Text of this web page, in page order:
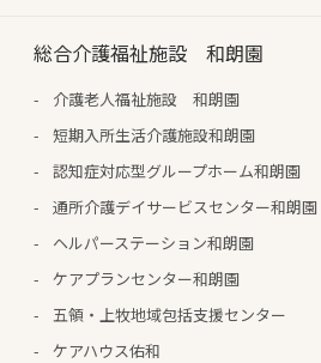
総合介護福祉施設 和朗園
介護老人福祉施設 和朗園
短期入所生活介護施設和朗園
認知症対応型グループホーム和朗園
通所介護デイサービスセンター和朗園
ヘルパーステーション和朗園
ケアプランセンター和朗園
五領・上牧地域包括支援センター
ケアハウス佑和